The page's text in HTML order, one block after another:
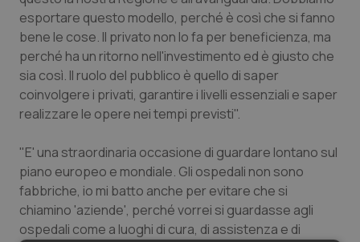
esportare questo modello, perché è così che si fanno
bene le cose. Il privato non lo fa per beneficienza, ma
perché ha un ritorno nell'investimento ed è giusto che
sia così. Il ruolo del pubblico è quello di saper
coinvolgere i privati, garantire i livelli essenziali e saper
realizzare le opere nei tempi previsti".
"E' una straordinaria occasione di guardare lontano sul
piano europeo e mondiale. Gli ospedali non sono
fabbriche, io mi batto anche per evitare che si
chiamino 'aziende', perché vorrei si guardasse agli
ospedali come a luoghi di cura, di assistenza e di